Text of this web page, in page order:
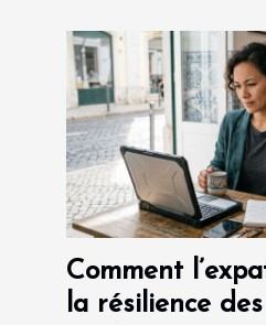
Comment
la résilience